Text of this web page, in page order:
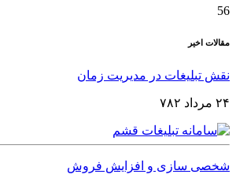
56
مقالات اخیر
نقش تبلیغات در مدیریت زمان
۲۴ مرداد ۷۸۲
شخصی‌ سازی و افزایش فروش